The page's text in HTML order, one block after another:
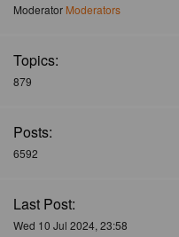
Moderator Moderators
Topics:
879
Posts:
6592
Last Post:
Wed 10 Jul 2024, 23:58